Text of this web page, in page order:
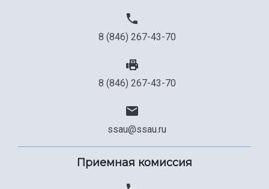
8 (846) 267-43-70
8 (846) 267-43-70
ssau@ssau.ru
Приемная комиссия